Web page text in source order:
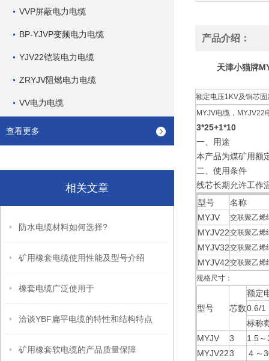
VVP屏蔽电力电缆
BP-YJVP变频电力电缆
YJV22铠装电力电缆
ZRYJV阻燃电力电缆
VV电力电缆
查看更多
相关文章
防水电缆材料如何选择?
矿用橡套电缆使用性能及型号介绍
橡套电缆广泛使用于
洽谈YBF扁平电缆的特性和结构特点
矿用橡套软电缆的产品质量保障
产品介绍：
天津小猫牌
额定电压1KV及铜芯
MYJV电缆，MYJV22
3*25+1*10
一、用途
本产品为煤矿用额
二、使用条件
线芯长期允许工作
型号
名称
MYJV
交联聚乙烯
MYJV22交联聚乙烯
MYJV32交联聚乙烯
MYJV42交联聚乙烯
规格尺寸：
型号 芯数
额定
0.6/1
标称
MYJV
3
1.5
MYJV223
４～